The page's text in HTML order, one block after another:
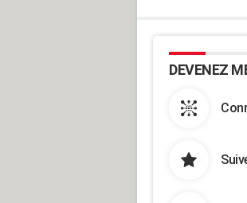
DEVENEZ